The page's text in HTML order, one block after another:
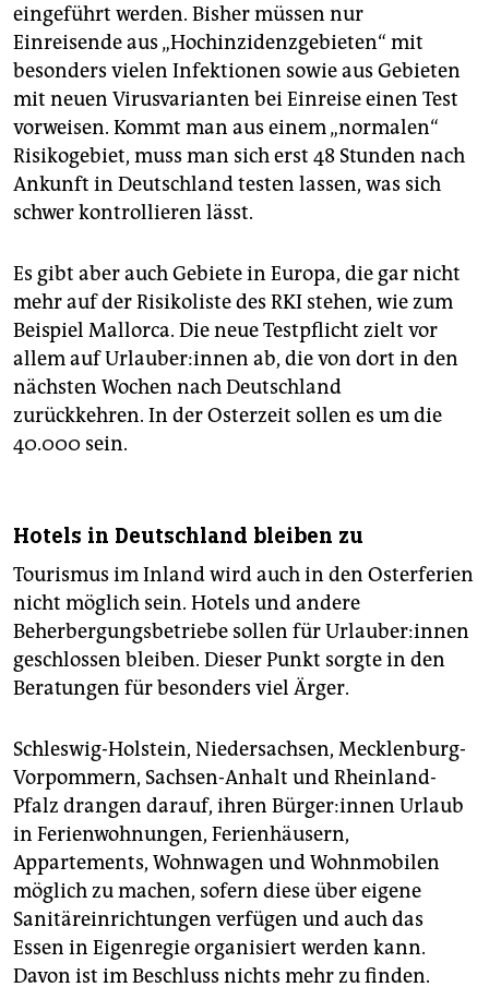
eingeführt werden. Bisher müssen nur
Einreisende aus „Hochinzidenzgebieten“ mit
besonders vielen Infektionen sowie aus Gebieten
mit neuen Virusvarianten bei Einreise einen Test
vorweisen. Kommt man aus einem „normalen“
Risikogebiet, muss man sich erst 48 Stunden nach
Ankunft in Deutschland testen lassen, was sich
schwer kontrollieren lässt.
Es gibt aber auch Gebiete in Europa, die gar nicht
mehr auf der Risikoliste des RKI stehen, wie zum
Beispiel Mallorca. Die neue Testpflicht zielt vor
allem auf Ur­lau­be­r:in­nen ab, die von dort in den
nächsten Wochen nach Deutschland
zurückkehren. In der Osterzeit sollen es um die
40.000 sein.
Hotels in Deutschland bleiben zu
Tourismus im Inland wird auch in den Osterferien
nicht möglich sein. Hotels und andere
Beherbergungsbetriebe sollen für Ur­lau­be­r:in­nen
geschlossen bleiben. Dieser Punkt sorgte in den
Beratungen für besonders viel Ärger.
Schleswig-Holstein, Niedersachsen, Mecklenburg-
Vorpommern, Sachsen-Anhalt und Rheinland-
Pfalz drangen darauf, ihren Bür­ge­r:in­nen Urlaub
in Ferienwohnungen, Ferienhäusern,
Appartements, Wohnwagen und Wohnmobilen
möglich zu machen, sofern diese über eigene
Sanitäreinrichtungen verfügen und auch das
Essen in Eigenregie organisiert werden kann.
Davon ist im Beschluss nichts mehr zu finden.